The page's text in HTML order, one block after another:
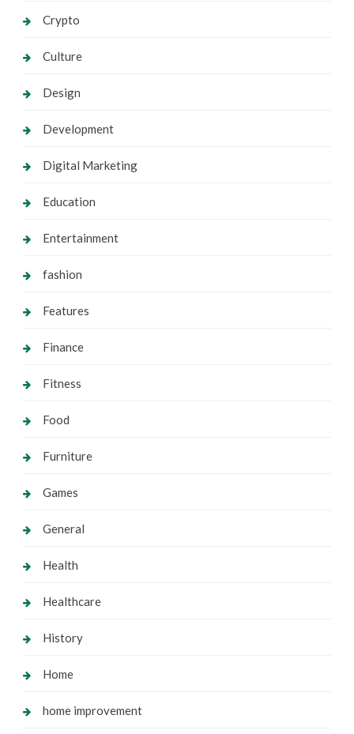
Crypto
Culture
Design
Development
Digital Marketing
Education
Entertainment
fashion
Features
Finance
Fitness
Food
Furniture
Games
General
Health
Healthcare
History
Home
home improvement